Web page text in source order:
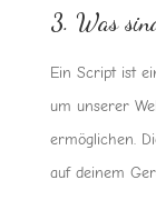
3. Was
Ein Script ist
um unserer
ermöglichen.
auf deinem